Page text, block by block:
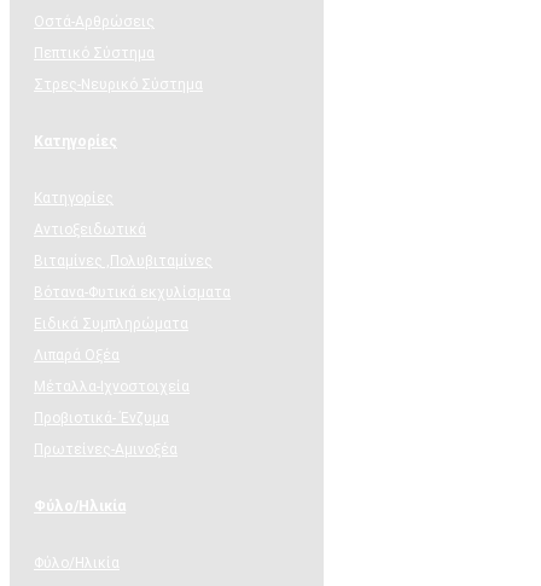
Οστά-Αρθρώσεις
Πεπτικό Σύστημα
Στρες-Νευρικό Σύστημα
Κατηγορίες
Κατηγορίες
Αντιοξειδωτικά
Βιταμίνες ,Πολυβιταμίνες
Βότανα-Φυτικά εκχυλίσματα
Ειδικά Συμπληρώματα
Λιπαρά Οξέα
Μέταλλα-Ιχνοστοιχεία
Προβιοτικά- Ένζυμα
Πρωτείνες-Αμινοξέα
Φύλο/Ηλικία
Φύλο/Ηλικία